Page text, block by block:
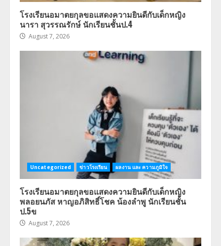
โรงเรียนอมาตยกุลขอแสดงความยินดีกับเด็กหญิง
นารา สุวรรณรักษ์ นักเรียนชั้นป.4
August 7, 2026
Uncategorized ข่าวโรงเรียน ผลงาน และ ความภูมิใจ
โรงเรียนอมาตยกุลขอแสดงความยินดีกับเด็กหญิง
พลอยนภัส หาญอภิสิทธิ์โชค น้องลำพู นักเรียนชั้น
ป.5ข
August 7, 2026